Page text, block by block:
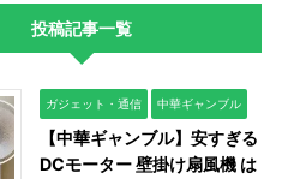
投稿記事一覧
ガジェット・通信 中華ギャンブル
【中華ギャンブル】安すぎる
DCモーター 壁掛け扇風機 は